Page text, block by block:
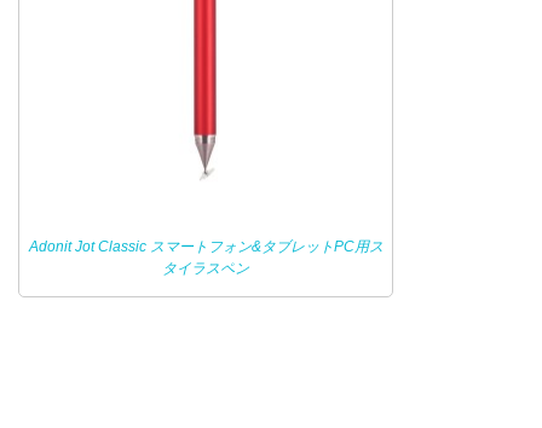
Adonit Jot Classic スマートフォン&タブレットPC用ス
タイラスペン